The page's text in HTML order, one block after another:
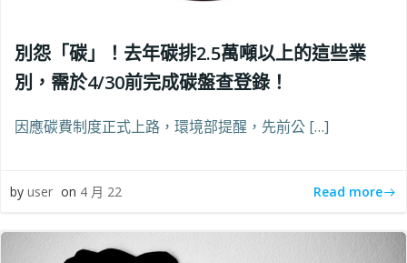
別怨「碳」！去年碳排2.5萬噸以上的這些業
別，需於4/30前完成碳盤查登錄！
因應碳費制度正式上路，環境部提醒，先前公 […]
by user on 4 月 22 Read more